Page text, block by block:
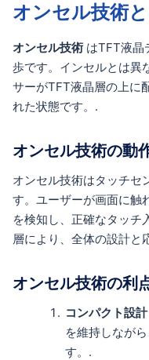
オンセル技術
オンセル技術 はTFT液晶
歩です。インセルとは異
サーがTFT液晶層の上に
れた状態です。.
オンセル技術の動
オンセル技術はタッチセ
す。ユーザーが画面に触
を検知し、正確なタッチ
層により、全体の設計と
オンセル技術の利
コンパクト設計
を維持しなが
す。.